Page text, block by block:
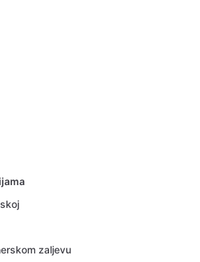
zaljevu